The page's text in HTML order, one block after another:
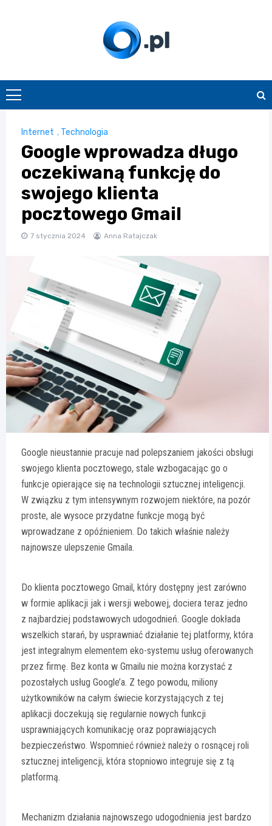
O.pl
Internet , Technologia
Google wprowadza długo
oczekiwaną funkcję do
swojego klienta
pocztowego Gmail
7 stycznia 2024 Anna Ratajczak
Google nieustannie pracuje nad polepszaniem jakości obsługi
swojego klienta pocztowego, stale wzbogacając go o
funkcje opierające się na technologii sztucznej inteligencji.
W związku z tym intensywnym rozwojem niektóre, na pozór
proste, ale wysoce przydatne funkcje mogą być
wprowadzane z opóźnieniem. Do takich właśnie należy
najnowsze ulepszenie Gmaila.
Do klienta pocztowego Gmail, który dostępny jest zarówno
w formie aplikacji jak i wersji webowej, dociera teraz jedno
z najbardziej podstawowych udogodnień. Google dokłada
wszelkich starań, by usprawniać działanie tej platformy, która
jest integralnym elementem eko-systemu usług oferowanych
przez firmę. Bez konta w Gmailu nie można korzystać z
pozostałych usług Google’a. Z tego powodu, miliony
użytkowników na całym świecie korzystających z tej
aplikacji doczekują się regularnie nowych funkcji
usprawniających komunikację oraz poprawiających
bezpieczeństwo. Wspomnieć również należy o rosnącej roli
sztucznej inteligencji, która stopniowo integruje się z tą
platformą.
Mechanizm działania najnowszego udogodnienia jest bardzo